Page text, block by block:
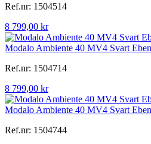
Ref.nr: 1504514
8 799,00 kr
Modalo Ambiente 40 MV4 Svart
Ref.nr: 1504714
8 799,00 kr
Modalo Ambiente 40 MV4 Svart
Ref.nr: 1504744